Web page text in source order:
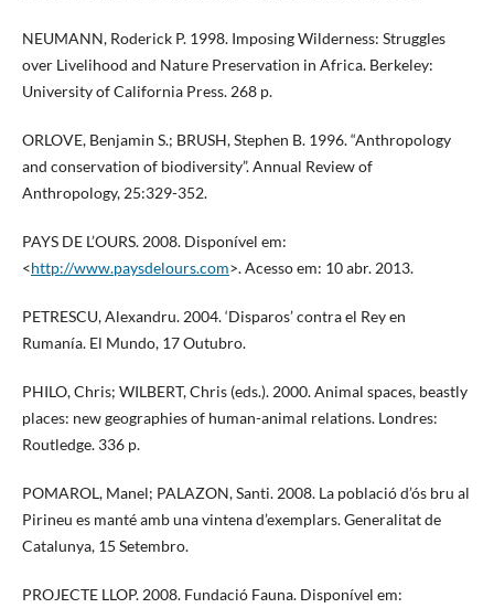
NEUMANN, Roderick P. 1998. Imposing Wilderness: Struggles
over Livelihood and Nature Preservation in Africa. Berkeley:
University of California Press. 268 p.
ORLOVE, Benjamin S.; BRUSH, Stephen B. 1996. “Anthropology
and conservation of biodiversity”. Annual Review of
Anthropology, 25:329-352.
PAYS DE L’OURS. 2008. Disponível em:
<http://www.paysdelours.com>. Acesso em: 10 abr. 2013.
PETRESCU, Alexandru. 2004. ‘Disparos’ contra el Rey en
Rumanía. El Mundo, 17 Outubro.
PHILO, Chris; WILBERT, Chris (eds.). 2000. Animal spaces, beastly
places: new geographies of human-animal relations. Londres:
Routledge. 336 p.
POMAROL, Manel; PALAZON, Santi. 2008. La població d’ós bru al
Pirineu es manté amb una vintena d’exemplars. Generalitat de
Catalunya, 15 Setembro.
PROJECTE LLOP. 2008. Fundació Fauna. Disponível em: